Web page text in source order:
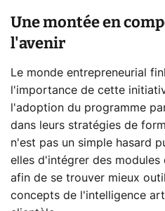
Une montée en
l'avenir
Le monde entrepreneurial
l'importance de cette
l'adoption du programme
dans leurs stratégies de
n'est pas un simple hasard
elles d'intégrer des modules
afin de se trouver mieux
concepts de l'intelligence